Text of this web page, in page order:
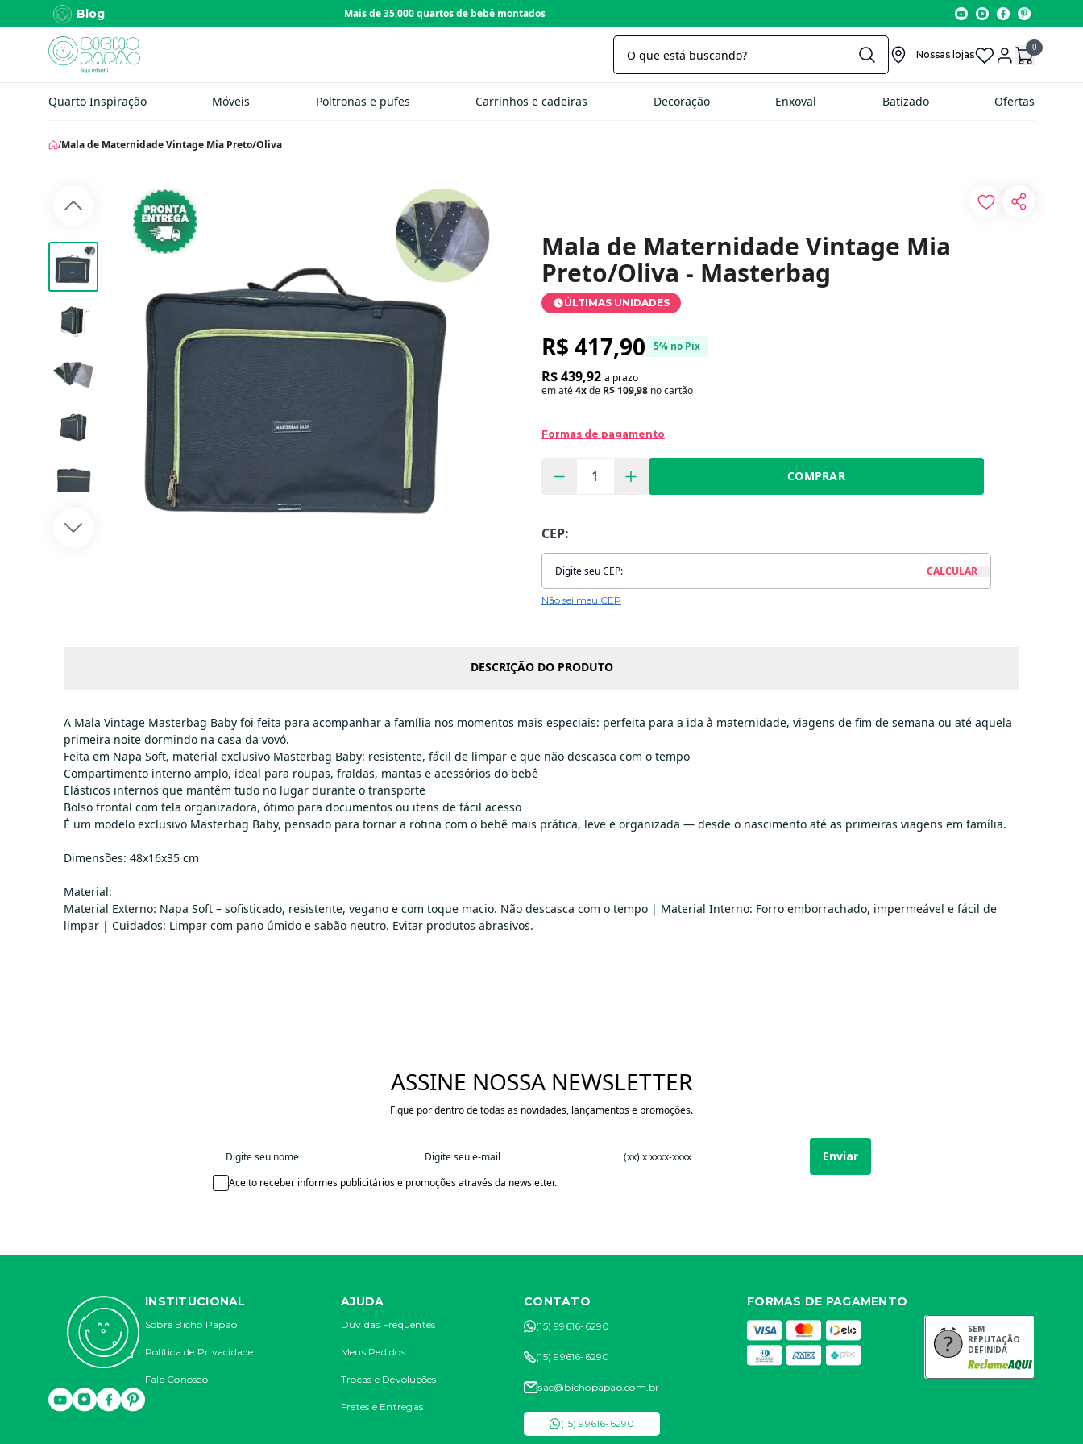
Blog Loja com 22 anos de tradição
Nossas lojas
0
Quarto Inspiração Móveis Poltronas e pufes Carrinhos e cadeiras Decoração Enxoval Batizado Ofertas
/Mala de Maternidade Vintage Mia Preto/Oliva
Mala de Maternidade Vintage Mia
Preto/Oliva - Masterbag
ÚLTIMAS UNIDADES
R$ 417,90 5% no Pix
R$ 439,92 a prazo
em até4xde R$ 109,98 no cartão
Formas de pagamento
COMPRAR
CEP:
Não sei meu CEP
DESCRIÇÃO DO PRODUTO
A Mala Vintage Masterbag Baby foi feita para acompanhar a família nos momentos mais especiais: perfeita para a ida à maternidade, viagens de fim de semana ou até aquela
primeira noite dormindo na casa da vovó.
Feita em Napa Soft, material exclusivo Masterbag Baby: resistente, fácil de limpar e que não descasca com o tempo
Compartimento interno amplo, ideal para roupas, fraldas, mantas e acessórios do bebê
Elásticos internos que mantêm tudo no lugar durante o transporte
Bolso frontal com tela organizadora, ótimo para documentos ou itens de fácil acesso
É um modelo exclusivo Masterbag Baby, pensado para tornar a rotina com o bebê mais prática, leve e organizada — desde o nascimento até as primeiras viagens em família.
Dimensões: 48x16x35 cm
Material:
Material Externo: Napa Soft – sofisticado, resistente, vegano e com toque macio. Não descasca com o tempo | Material Interno: Forro emborrachado, impermeável e fácil de
limpar | Cuidados: Limpar com pano úmido e sabão neutro. Evitar produtos abrasivos.
ASSINE NOSSA NEWSLETTER
Fique por dentro de todas as novidades, lançamentos e promoções.
Enviar
Aceito receber informes publicitários e promoções através da newsletter.
INSTITUCIONAL
Sobre Bicho Papão
Política de Privacidade
Fale Conosco
AJUDA
Dúvidas Frequentes
Meus Pedidos
Trocas e Devoluções
Fretes e Entregas
CONTATO
(15) 99616-6290
(15) 99616-6290
sac@bichopapao.com.br
(15) 99616-6290
FORMAS DE PAGAMENTO
SEM
REPUTAÇÃO
DEFINIDA